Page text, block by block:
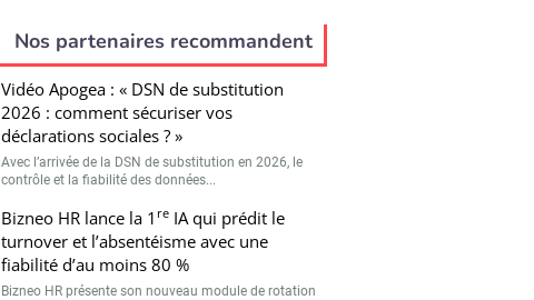
Nos partenaires recommandent
Vidéo Apogea : « DSN de substitution
2026 : comment sécuriser vos
déclarations sociales ? »
Avec l’arrivée de la DSN de substitution en 2026, le
contrôle et la fiabilité des données...
Bizneo HR lance la 1 reIA qui prédit le
turnover et l’absentéisme avec une
fiabilité d’au moins 80 %
Bizneo HR présente son nouveau module de rotation